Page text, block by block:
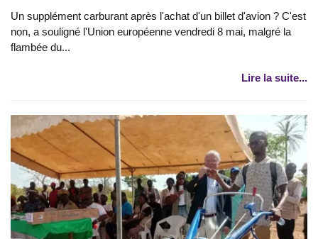
Un supplément carburant après l'achat d'un billet d'avion ? C'est
non, a souligné l'Union européenne vendredi 8 mai, malgré la
flambée du...
Lire la suite...